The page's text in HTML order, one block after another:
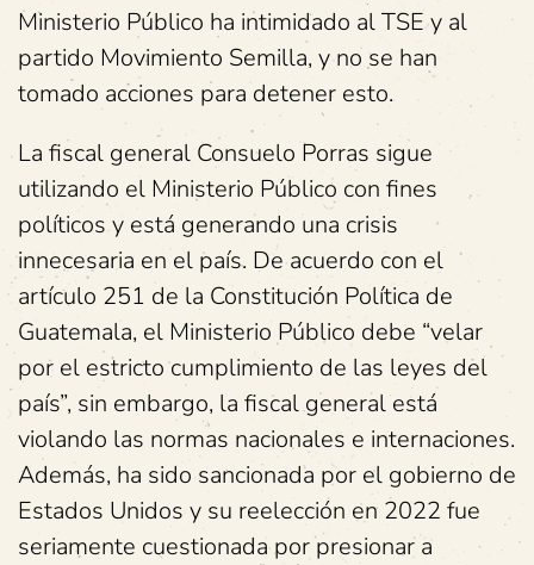
Ministerio Público ha intimidado al TSE y al
partido Movimiento Semilla, y no se han
tomado acciones para detener esto.
La fiscal general Consuelo Porras sigue
utilizando el Ministerio Público con fines
políticos y está generando una crisis
innecesaria en el país. De acuerdo con el
artículo 251 de la Constitución Política de
Guatemala, el Ministerio Público debe “velar
por el estricto cumplimiento de las leyes del
país”, sin embargo, la fiscal general está
violando las normas nacionales e internaciones.
Además, ha sido sancionada por el gobierno de
Estados Unidos y su reelección en 2022 fue
seriamente cuestionada por presionar a